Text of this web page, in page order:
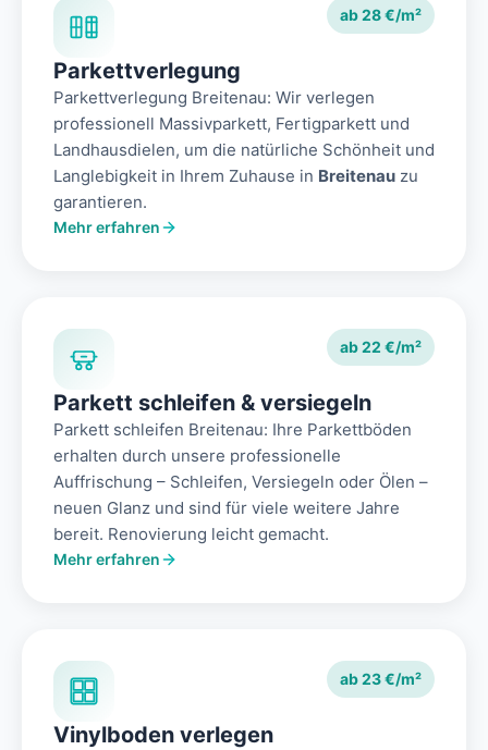
ab 28 €/m²
Parkettverlegung
Parkettverlegung Breitenau: Wir verlegen
professionell Massivparkett, Fertigparkett und
Landhausdielen, um die natürliche Schönheit und
Langlebigkeit in Ihrem Zuhause in Breitenau zu
garantieren.
Mehr erfahren
ab 22 €/m²
Parkett schleifen & versiegeln
Parkett schleifen Breitenau: Ihre Parkettböden
erhalten durch unsere professionelle
Auffrischung – Schleifen, Versiegeln oder Ölen –
neuen Glanz und sind für viele weitere Jahre
bereit. Renovierung leicht gemacht.
Mehr erfahren
ab 23 €/m²
Vinylboden verlegen